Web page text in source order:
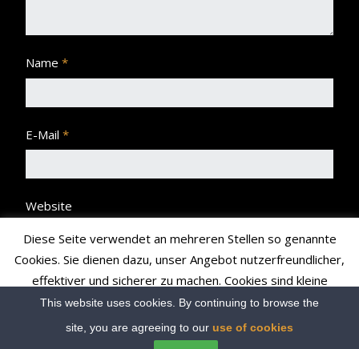
Name *
E-Mail *
Website
This website uses cookies. By continuing to browse the
site, you are agreeing to our use of cookies
Diese Seite verwendet an mehreren Stellen so genannte
Cookies. Sie dienen dazu, unser Angebot nutzerfreundlicher,
effektiver und sicherer zu machen. Cookies sind kleine
Textdateien, die Ihr Browser speichert und richten auf Ihrem
Rechner keinen Schaden an bzw. enthalten keine Viren.